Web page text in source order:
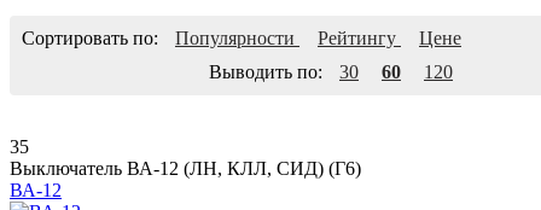
Сортировать по: Популярности Рейтингу
Цене
Выводить по:
30 60 120
35
Выключатель ВА-12 (ЛН, КЛЛ, СИД) (Г6)
ВА-12